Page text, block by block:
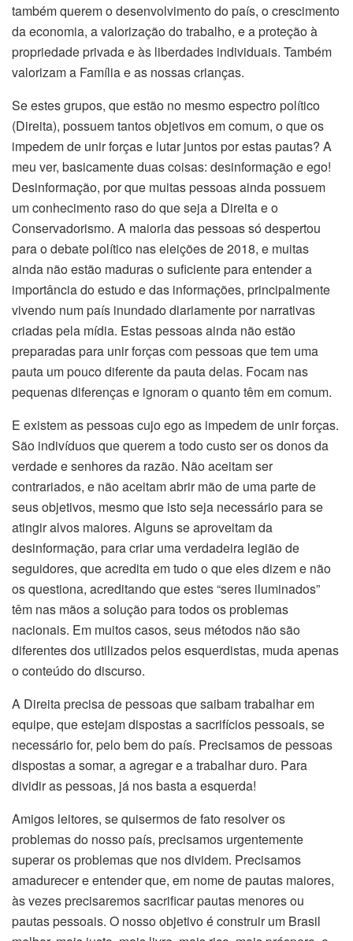
também querem o desenvolvimento do país, o crescimento
da economia, a valorização do trabalho, e a proteção à
propriedade privada e às liberdades individuais. Também
valorizam a Família e as nossas crianças.
Se estes grupos, que estão no mesmo espectro político
(Direita), possuem tantos objetivos em comum, o que os
impedem de unir forças e lutar juntos por estas pautas? A
meu ver, basicamente duas coisas: desinformação e ego!
Desinformação, por que muitas pessoas ainda possuem
um conhecimento raso do que seja a Direita e o
Conservadorismo. A maioria das pessoas só despertou
para o debate político nas eleições de 2018, e muitas
ainda não estão maduras o suficiente para entender a
importância do estudo e das informações, principalmente
vivendo num país inundado diariamente por narrativas
criadas pela mídia. Estas pessoas ainda não estão
preparadas para unir forças com pessoas que tem uma
pauta um pouco diferente da pauta delas. Focam nas
pequenas diferenças e ignoram o quanto têm em comum.
E existem as pessoas cujo ego as impedem de unir forças.
São indivíduos que querem a todo custo ser os donos da
verdade e senhores da razão. Não aceitam ser
contrariados, e não aceitam abrir mão de uma parte de
seus objetivos, mesmo que isto seja necessário para se
atingir alvos maiores. Alguns se aproveitam da
desinformação, para criar uma verdadeira legião de
seguidores, que acredita em tudo o que eles dizem e não
os questiona, acreditando que estes “seres iluminados”
têm nas mãos a solução para todos os problemas
nacionais. Em muitos casos, seus métodos não são
diferentes dos utilizados pelos esquerdistas, muda apenas
o conteúdo do discurso.
A Direita precisa de pessoas que saibam trabalhar em
equipe, que estejam dispostas a sacrifícios pessoais, se
necessário for, pelo bem do país. Precisamos de pessoas
dispostas a somar, a agregar e a trabalhar duro. Para
dividir as pessoas, já nos basta a esquerda!
Amigos leitores, se quisermos de fato resolver os
problemas do nosso país, precisamos urgentemente
superar os problemas que nos dividem. Precisamos
amadurecer e entender que, em nome de pautas maiores,
às vezes precisaremos sacrificar pautas menores ou
pautas pessoais. O nosso objetivo é construir um Brasil